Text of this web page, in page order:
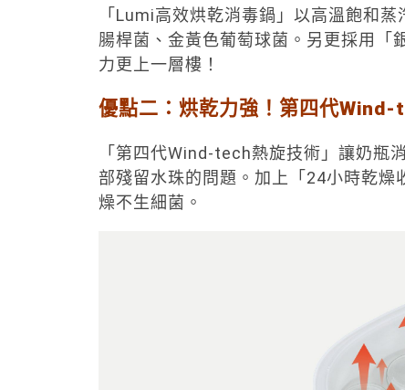
「Lumi高效烘乾消毒鍋」以高溫飽和
腸桿菌、金黃色葡萄球菌。另更採用「
力更上一層樓！
優點二：烘乾力強！第四代
「第四代Wind-tech熱旋技術」讓奶瓶
部殘留水珠的問題。加上「24小時乾
燥不生細菌。